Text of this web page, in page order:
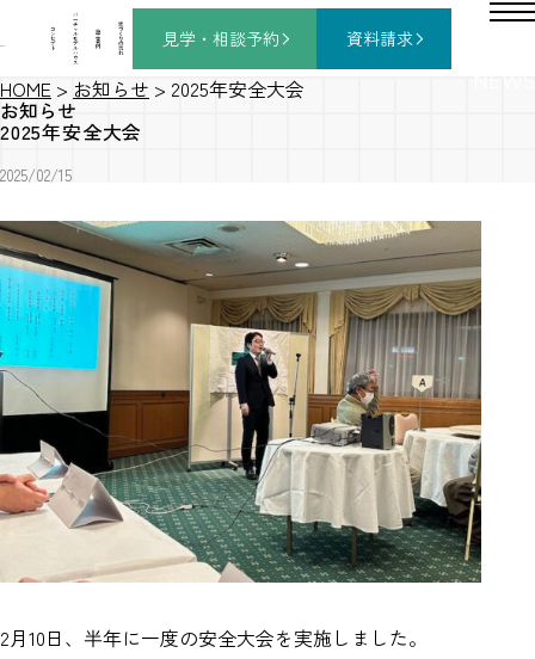
コ
ン
セ
プ
ト
バ
ー
チ
ャ
ル
モ
デ
ル
ハ
ウ
ス
施
工
事
例
家
づ
く
り
の
流
れ
見学・相談予約 資料請求
HOME > お知らせ > 2025年安全大会
お知らせ
2025年安全大会
2025/02/15
2月10日、半年に一度の安全大会を実施しました。